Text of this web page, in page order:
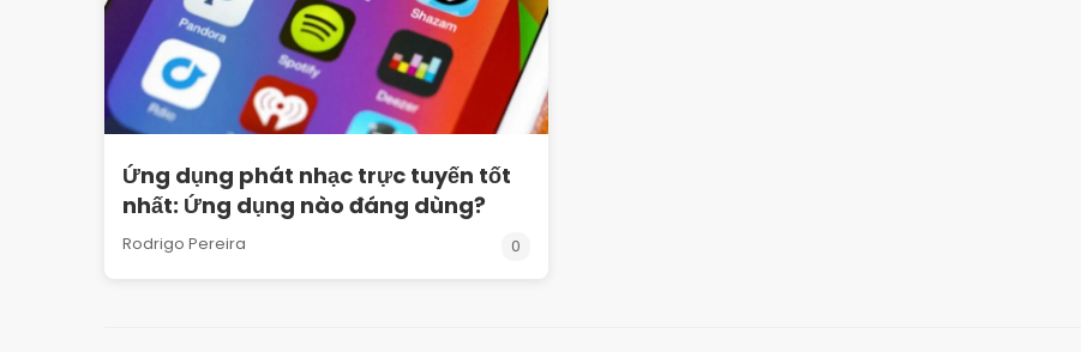
Ứng dụng phát nhạc trực tuyến tốt
nhất: Ứng dụng nào đáng dùng?
Rodrigo Pereira 0